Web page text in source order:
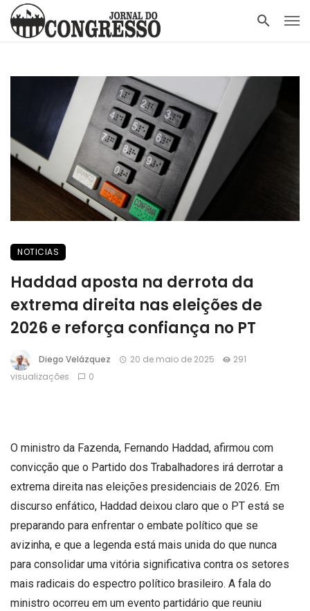
NOTICIAS
Haddad aposta na derrota da
extrema direita nas eleições de
2026 e reforça confiança no PT
Diego Velázquez 20 de maio de 2025
291
visualizações
0
O ministro da Fazenda, Fernando Haddad, afirmou com
convicção que o Partido dos Trabalhadores irá derrotar a
extrema direita nas eleições presidenciais de 2026. Em
discurso enfático, Haddad deixou claro que o PT está se
preparando para enfrentar o embate político que se
avizinha, e que a legenda está mais unida do que nunca
para consolidar uma vitória significativa contra os setores
mais radicais do espectro político brasileiro. A fala do
ministro ocorreu em um evento partidário que reuniu